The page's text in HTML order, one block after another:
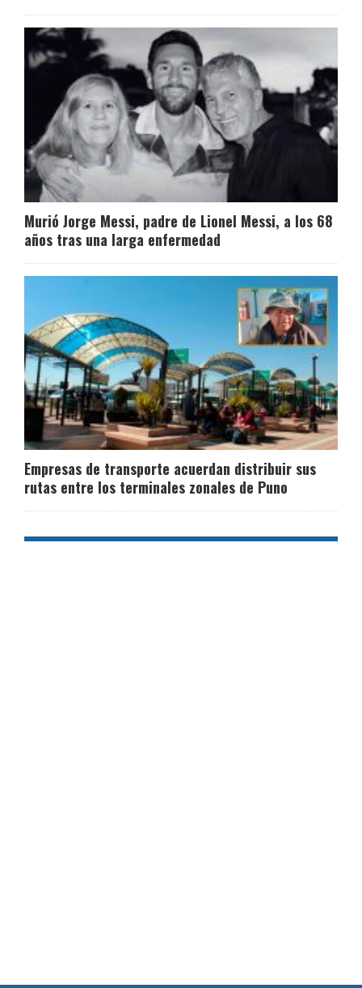
Murió Jorge Messi, padre de Lionel Messi, a los 68
años tras una larga enfermedad
Empresas de transporte acuerdan distribuir sus
rutas entre los terminales zonales de Puno